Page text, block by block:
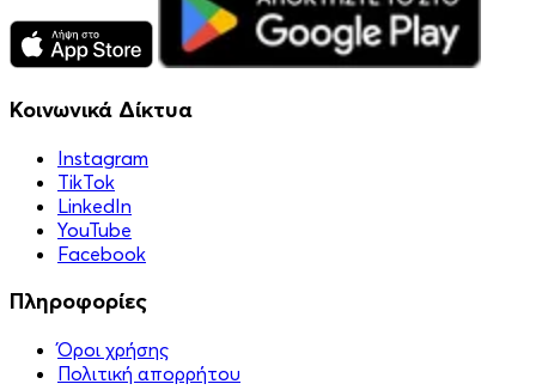
Κοινωνικά Δίκτυα
Instagram
TikTok
LinkedIn
YouTube
Facebook
Πληροφορίες
Όροι χρήσης
Πολιτική απορρήτου